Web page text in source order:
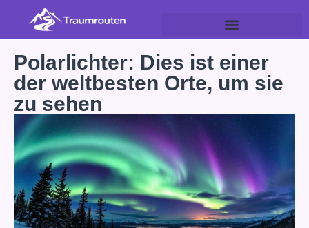
Polarlichter: Dies ist einer
der weltbesten Orte, um sie
zu sehen